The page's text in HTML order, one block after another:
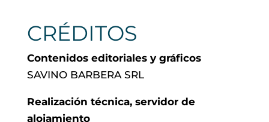
CRÉDITOS
Contenidos editoriales y gráficos
SAVINO BARBERA SRL
Realización técnica, servidor de
alojamiento